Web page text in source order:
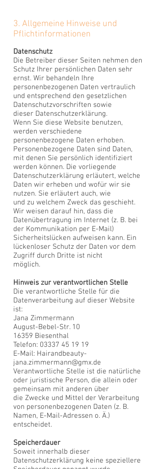
3. Allgemeine Hinweise und
Pflichtinformationen
Datenschutz
Die Betreiber dieser Seiten nehmen den
Schutz Ihrer persönlichen Daten sehr
ernst. Wir behandeln Ihre
personenbezogenen Daten vertraulich
und entsprechend den gesetzlichen
Datenschutzvorschriften sowie
dieser Datenschutzerklärung.
Wenn Sie diese Website benutzen,
werden verschiedene
personenbezogene Daten erhoben.
Personenbezogene Daten sind Daten,
mit denen Sie persönlich identifiziert
werden können. Die vorliegende
Datenschutzerklärung erläutert, welche
Daten wir erheben und wofür wir sie
nutzen. Sie erläutert auch, wie
und zu welchem Zweck das geschieht.
Wir weisen darauf hin, dass die
Datenübertragung im Internet (z. B. bei
der Kommunikation per E-Mail)
Sicherheitslücken aufweisen kann. Ein
lückenloser Schutz der Daten vor dem
Zugriff durch Dritte ist nicht
möglich.
Hinweis zur verantwortlichen Stelle
Die verantwortliche Stelle für die
Datenverarbeitung auf dieser Website
ist:
Jana Zimmermann
August-Bebel-Str. 10
16359 Biesenthal
Telefon: 03337 45 19 19
E-Mail: Hairandbeauty-
jana.zimmermann@gmx.de
Verantwortliche Stelle ist die natürliche
oder juristische Person, die allein oder
gemeinsam mit anderen über
die Zwecke und Mittel der Verarbeitung
von personenbezogenen Daten (z. B.
Namen, E-Mail-Adressen o. Ä.)
entscheidet.
Speicherdauer
Soweit innerhalb dieser
Datenschutzerklärung keine speziellere